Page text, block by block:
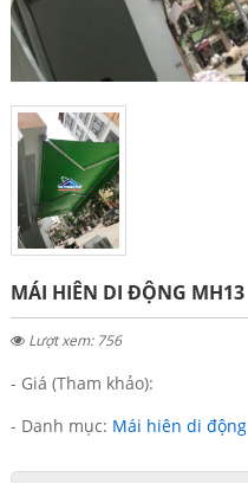
MÁI HIÊN DI ĐỘNG MH13
Lượt xem: 756
- Giá (Tham khảo):
- Danh mục: Mái hiên di động